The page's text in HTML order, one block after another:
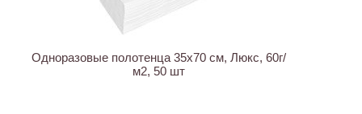
Одноразовые полотенца 35х70 см, Люкс, 60г/
м2, 50 шт